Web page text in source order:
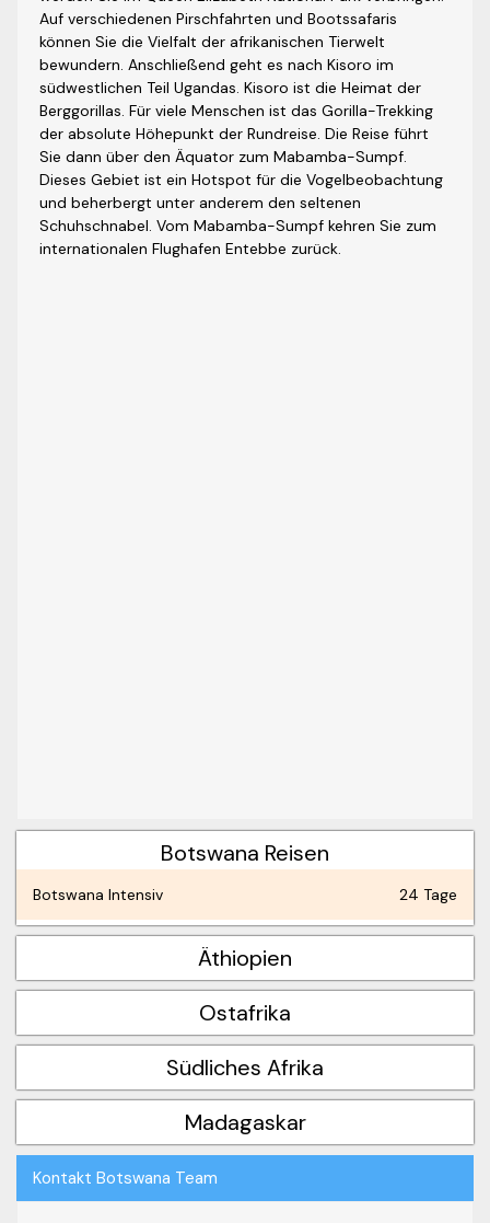
Auf verschiedenen Pirschfahrten und Bootssafaris
können Sie die Vielfalt der afrikanischen Tierwelt
bewundern. Anschließend geht es nach Kisoro im
südwestlichen Teil Ugandas. Kisoro ist die Heimat der
Berggorillas. Für viele Menschen ist das Gorilla-Trekking
der absolute Höhepunkt der Rundreise. Die Reise führt
Sie dann über den Äquator zum Mabamba-Sumpf.
Dieses Gebiet ist ein Hotspot für die Vogelbeobachtung
und beherbergt unter anderem den seltenen
Schuhschnabel. Vom Mabamba-Sumpf kehren Sie zum
internationalen Flughafen Entebbe zurück.
Botswana Reisen
Botswana Intensiv 24 Tage
Äthiopien
Ostafrika
Südliches Afrika
Madagaskar
Kontakt Botswana Team